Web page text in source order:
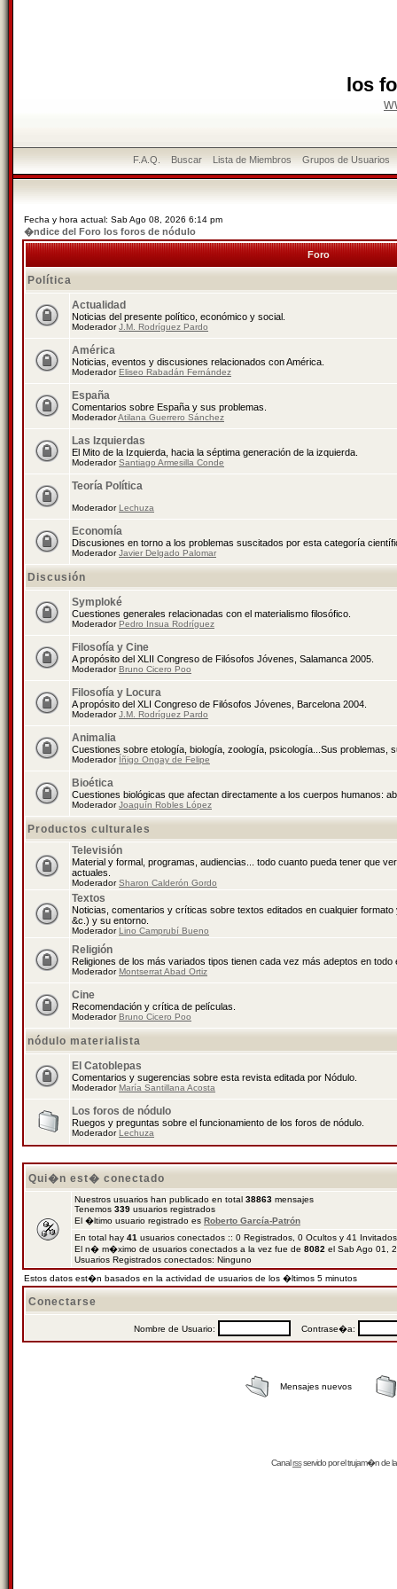
los
F.A.Q. Buscar Lista de Miembros Grupos de Usuarios
Fecha y hora actual: Sab Ago 08, 2026 6:14 pm
�ndice del Foro los foros de nódulo
Foro
Política
Actualidad
Noticias del presente político, económico y social.
ModeradorJ.M. Rodríguez Pardo
América
Noticias, eventos y discusiones relacionados con América.
ModeradorEliseo Rabadán Fernández
España
Comentarios sobre España y sus problemas.
ModeradorAtilana Guerrero Sánchez
Las Izquierdas
El Mito de la Izquierda, hacia la séptima generación de la izquierda.
ModeradorSantiago Armesilla Conde
Teoría Política
ModeradorLechuza
Economía
Discusiones en torno a los problemas suscitados por esta categoría
ModeradorJavier Delgado Palomar
Discusión
Symploké
Cuestiones generales relacionadas con el materialismo filosófico.
ModeradorPedro Insua Rodríguez
Filosofía y Cine
A propósito del XLII Congreso de Filósofos Jóvenes, Salamanca 2005.
ModeradorBruno Cicero Poo
Filosofía y Locura
A propósito del XLI Congreso de Filósofos Jóvenes, Barcelona 2004.
ModeradorJ.M. Rodríguez Pardo
Animalia
Cuestiones sobre etología, biología, zoología, psicología...Sus problemas,
Moderador Íñigo Ongay de Felipe
Bioética
Cuestiones biológicas que afectan directamente a los cuerpos humanos:
ModeradorJoaquín Robles López
Productos culturales
Televisión
Material y formal, programas, audiencias... todo cuanto pueda tener que
actuales.
ModeradorSharon Calderón Gordo
Textos
Noticias, comentarios y críticas sobre textos editados en cualquier
&c.) y su entorno.
ModeradorLino Camprubí Bueno
Religión
Religiones de los más variados tipos tienen cada vez más adeptos en todo
ModeradorMontserrat Abad Ortiz
Cine
Recomendación y crítica de películas.
ModeradorBruno Cicero Poo
nódulo materialista
El Catoblepas
Comentarios y sugerencias sobre esta revista editada por Nódulo.
ModeradorMaría Santillana Acosta
Los foros de nódulo
Ruegos y preguntas sobre el funcionamiento de los foros de nódulo.
ModeradorLechuza
Qui�n est� conectado
Nuestros usuarios han publicado en total 38863 mensajes
Tenemos 339 usuarios registrados
El �ltimo usuario registrado es Roberto García-Patrón
En total hay 41 usuarios conectados :: 0 Registrados, 0 Ocultos y 41
El n� m�ximo de usuarios conectados a la vez fue de 8082 el Sab Ago 01,
Usuarios Registrados conectados: Ninguno
Estos datos est�n basados en la actividad de usuarios de los �ltimos 5 minutos
Conectarse
Nombre de Usuario: Contrase�a:
Mensajes nuevos
Canalrssservido por eltrujam�nde